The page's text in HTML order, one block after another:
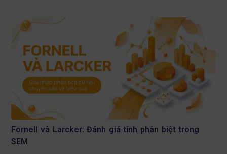
Fornell và Larcker: Đánh giá tính phân biệt trong
SEM